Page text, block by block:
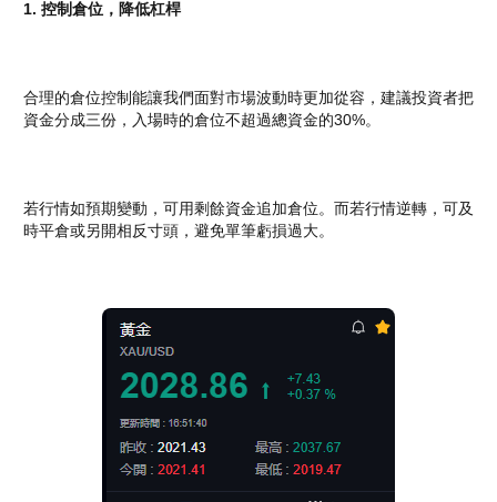
1. 控制倉位，降低杠桿
合理的倉位控制能讓我們面對市場波動時更加從容，建議投資者把
資金分成三份，入場時的倉位不超過總資金的30%。
若行情如預期變動，可用剩餘資金追加倉位。而若行情逆轉，可及
時平倉或另開相反寸頭，避免單筆虧損過大。